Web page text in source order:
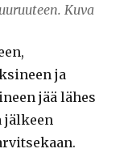
Kuva
ja
jää lähes
jälkeen